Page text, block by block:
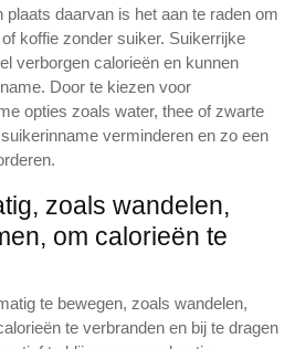
daarvan is het aan te raden om
koffie zonder suiker. Suikerrijke
verborgen calorieën en kunnen
Door te kiezen voor
opties zoals water, thee of zwarte
verminderen en zo een
zoals wandelen,
om calorieën te
te bewegen, zoals wandelen,
te verbranden en bij te dragen